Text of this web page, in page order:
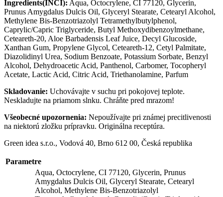
Ingredients(INCI): Aqua, Octocrylene, CI 77120, Glycerin,
Prunus Amygdalus Dulcis Oil, Glyceryl Stearate, Cetearyl Alcohol,
Methylene Bis-Benzotriazolyl Tetramethylbutylphenol,
Caprylic/Capric Triglyceride, Butyl Methoxydibenzoylmethane,
Ceteareth-20, Aloe Barbadensis Leaf Juice, Decyl Glucoside,
Xanthan Gum, Propylene Glycol, Ceteareth-12, Cetyl Palmitate,
Diazolidinyl Urea, Sodium Benzoate, Potassium Sorbate, Benzyl
Alcohol, Dehydroacetic Acid, Panthenol, Carbomer, Tocopheryl
Acetate, Lactic Acid, Citric Acid, Triethanolamine, Parfum
Skladovanie: Uchovávajte v suchu pri pokojovej teplote.
Neskladujte na priamom slnku. Chráňte pred mrazom!
Všeobecné upozornenia: Nepoužívajte pri známej precitlivenosti
na niektorú zložku prípravku. Originálna receptúra.
Green idea s.r.o., Vodová 40, Brno 612 00, Česká republika
Parametre
Aqua, Octocrylene, CI 77120, Glycerin, Prunus
Amygdalus Dulcis Oil, Glyceryl Stearate, Cetearyl
Alcohol, Methylene Bis-Benzotriazolyl